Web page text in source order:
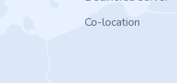
Co-location